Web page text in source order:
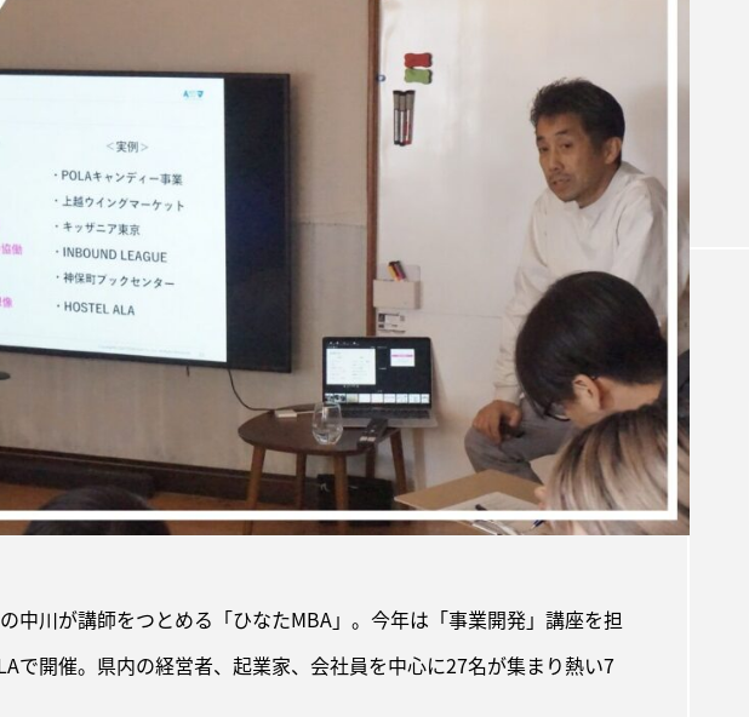
中川が講師をつとめる「ひなたMBA」。今年は「事業開発」講座を担
で開催。県内の経営者、起業家、会社員を中心に27名が集まり熱い7
NEWS